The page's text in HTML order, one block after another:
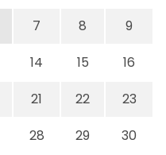
7 8
9
14 15
16
21 22
23
28 29
30